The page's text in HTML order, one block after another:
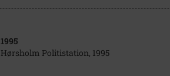
1995
Hørsholm Politistation, 1995